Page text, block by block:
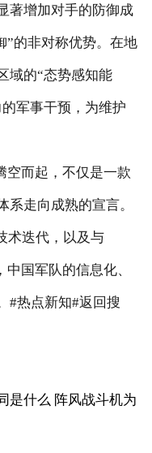
著增加对手的防御成
”的非对称优势。在地
域的“态势感知能
军事干预，为维护
而起，不仅是一款
走向成熟的宣言。
术迭代，以及与
国军队的信息化、
#热点新知#返回搜
是什么 阵风战斗机为